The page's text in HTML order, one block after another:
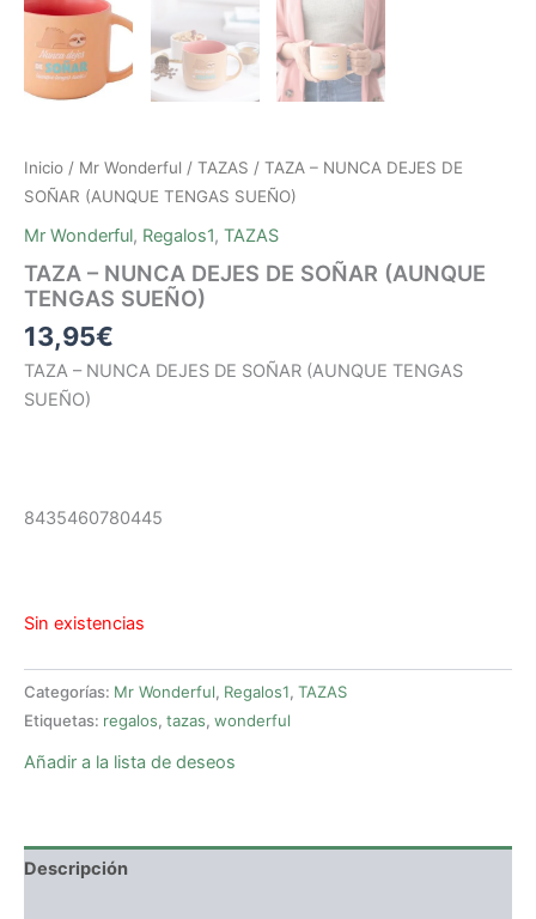
Inicio / Mr Wonderful / TAZAS / TAZA – NUNCA DEJES DE
SOÑAR (AUNQUE TENGAS SUEÑO)
Mr Wonderful, Regalos1, TAZAS
TAZA – NUNCA DEJES DE SOÑAR (AUNQUE
TENGAS SUEÑO)
13,95€
TAZA – NUNCA DEJES DE SOÑAR (AUNQUE TENGAS
SUEÑO)
8435460780445
Sin existencias
Categorías: Mr Wonderful, Regalos1, TAZAS
Etiquetas: regalos, tazas, wonderful
Añadir a la lista de deseos
Descripción